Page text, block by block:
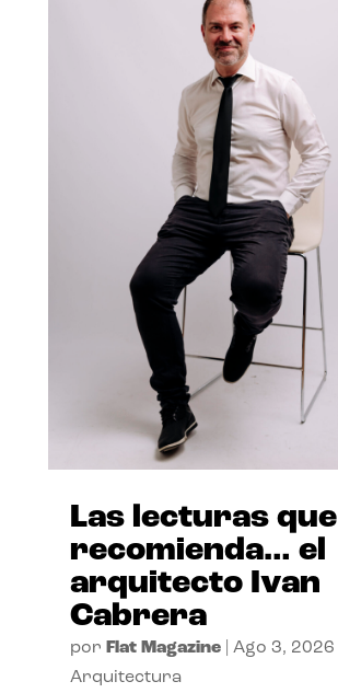
Las lecturas que
recomienda… el
arquitecto Ivan
Cabrera
por Flat Magazine| Ago 3, 2026
Arquitectura